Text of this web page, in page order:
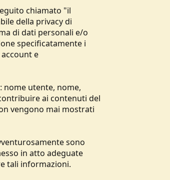
chiamato "il
della privacy di
di dati personali e/o
specificatamente i
e
nome utente, nome,
ai contenuti del
vengono mai mostrati
sono
in atto adeguate
tali informazioni.